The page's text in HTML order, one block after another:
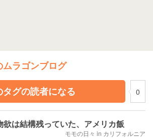
ラゴンブログ
タグの読者になる
0
欲は結構残っていた、アメリカ飯
モモの日々 in カリフォルニア